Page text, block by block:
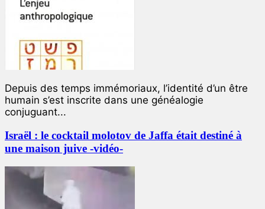
Depuis des temps immémoriaux, l’identité d’un être
humain s’est inscrite dans une généalogie
conjuguant...
Israël : le cocktail molotov de Jaffa était destiné à
une maison juive -vidéo-